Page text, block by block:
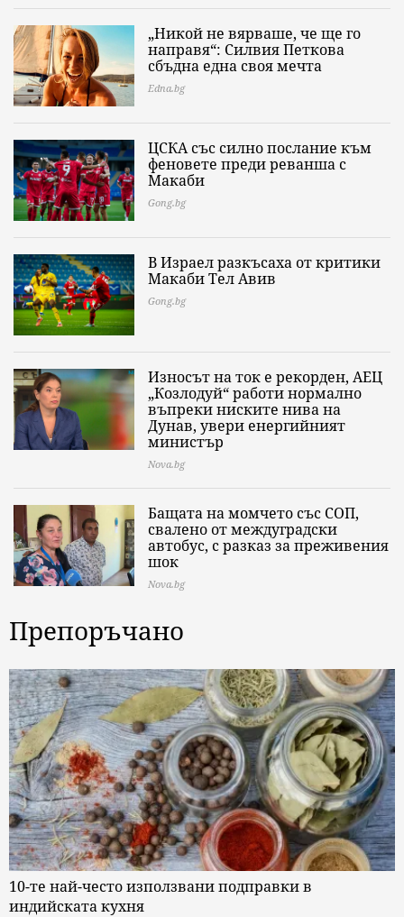
„Никой не вярваше, че ще го
направя“: Силвия Петкова
сбъдна една своя мечта
Edna.bg
ЦСКА със силно послание към
феновете преди реванша с
Макаби
Gong.bg
В Израел разкъсаха от критики
Макаби Тел Авив
Gong.bg
Износът на ток е рекорден, АЕЦ
„Козлодуй“ работи нормално
въпреки ниските нива на
Дунав, увери енергийният
министър
Nova.bg
Бащата на момчето със СОП,
свалено от междуградски
автобус, с разказ за преживения
шок
Nova.bg
Препоръчано
10-те най-често използвани подправки в
индийската кухня